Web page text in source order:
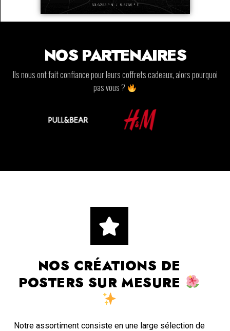
NOS PARTENAIRES
Ils nous ont fait confiance pour leurs coffrets cadeaux, alors pourquoi
pas vous ?
NOS CRÉATIONS DE
POSTERS SUR MESURE
Notre assortiment consiste en une large sélection de